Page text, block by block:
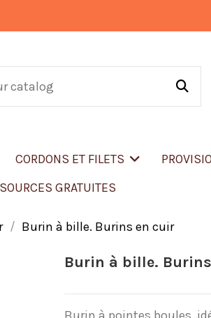
CORDONS ET FILETS
GRATUITES
Burin à bille. Burins en cuir
Burin à bille.